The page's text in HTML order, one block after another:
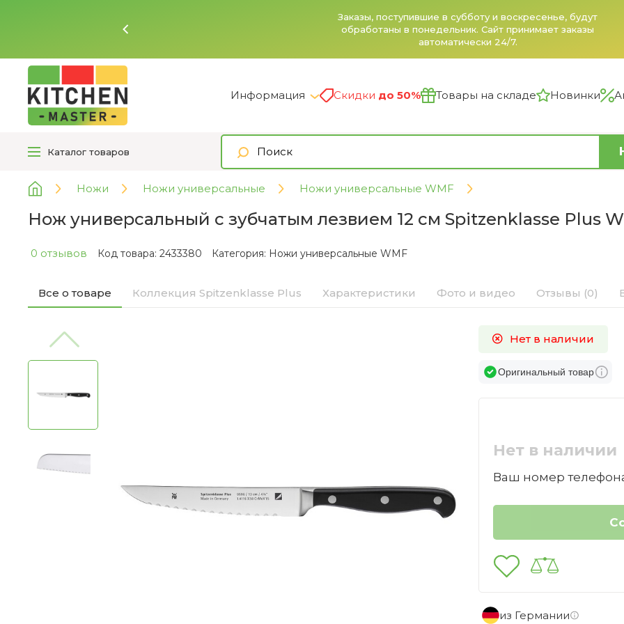
Заказы, поступившие в субботу и воскресенье, будут
обработаны в понедельник. Сайт принимает заказы
автоматически 24/7.
Информация Скидки до 50% Товары на складе Новинки
Каталог товаров
Ножи Ножи универсальные Ножи универсальные WMF
Нож универсальный с зубчатым лезвием 12 см Spitzenklasse Plus
0 отзывов Код товара: 2433380 Категория: Ножи универсальные WMF
Все о товаре Коллекция Spitzenklasse Plus Характеристики Фото и видео Отзывы (0)
Нет в наличии
Оригинальный товар
Нет в наличии
Ваш номер
из Германии